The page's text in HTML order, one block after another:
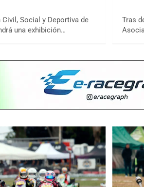
Social y Deportiva de
una exhibición…
Tras